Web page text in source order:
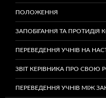
ПОЛОЖЕННЯ
ЗАПОБІГАННЯ ТА ПРОТИДІЯ
ПЕРЕВЕДЕННЯ УЧНІВ НА
ЗВІТ КЕРІВНИКА ПРО СВОЮ
ПЕРЕВЕДЕННЯ УЧНІВ МІЖ